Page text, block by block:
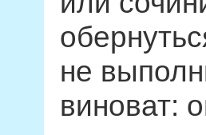
не
виноват: